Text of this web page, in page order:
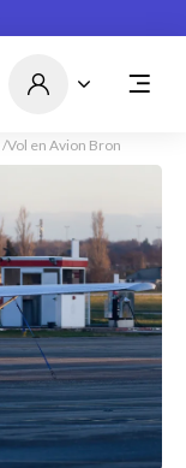
Vol en Avion Bron